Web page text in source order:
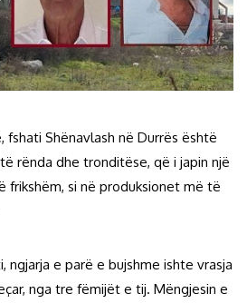
fshati Shënavlash në Durrës është
rënda dhe tronditëse, që i japin një
frikshëm, si në produksionet më të
ngjarja e parë e bujshme ishte vrasja
nga tre fëmijët e tij. Mëngjesin e